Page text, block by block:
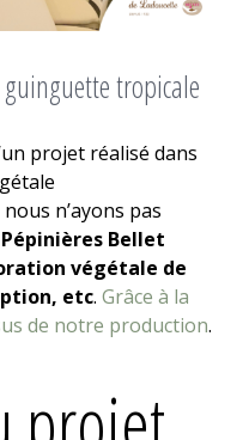
guinguette tropicale
projet réalisé dans
n’ayons pas
Pépinières Bellet
végétale de
etc. Grâce à la
de notre production.